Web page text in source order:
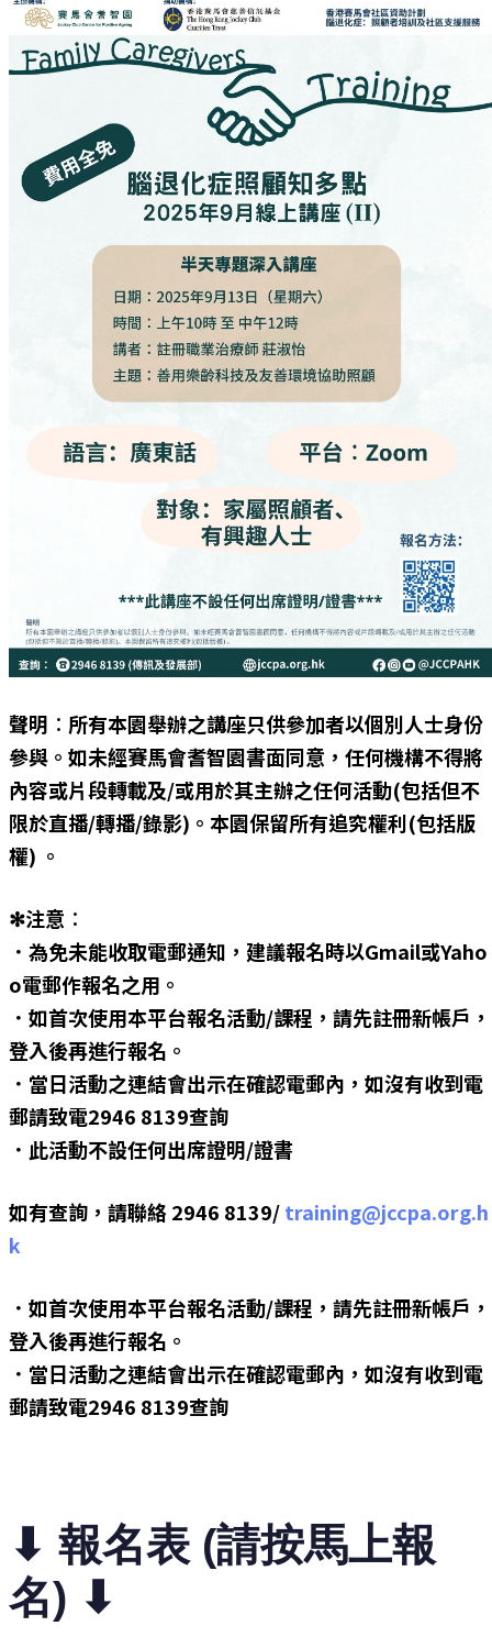
聲明︰所有本園舉辦之講座只供參加者以個別人士身份
參與。如未經賽馬會耆智園書面同意，任何機構不得將
內容或片段轉載及/或用於其主辦之任何活動(包括但不
限於直播/轉播/錄影)。本園保留所有追究權利(包括版
權) 。
✻注意︰
．為免未能收取電郵通知，建議報名時以Gmail或Yaho
o電郵作報名之用。
．如首次使用本平台報名活動/課程，請先註冊新帳戶，
登入後再進行報名。
．當日活動之連結會出示在確認電郵內，如沒有收到電
郵請致電2946 8139查詢
．此活動不設任何出席證明/證書
如有查詢，請聯絡 2946 8139/training@jccpa.org.h
k
．如首次使用本平台報名活動/課程，請先註冊新帳戶，
登入後再進行報名。
．當日活動之連結會出示在確認電郵內，如沒有收到電
郵請致電2946 8139查詢
⬇︎ 報名表 (請按馬上報
名) ⬇︎